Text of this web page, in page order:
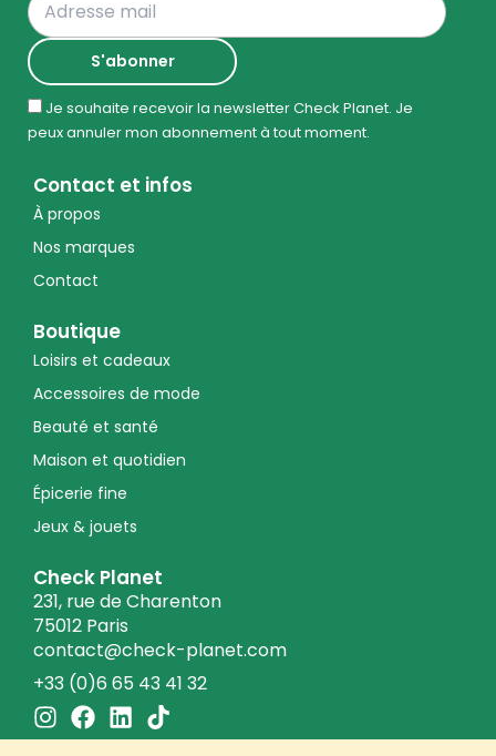
Check Planet
231, rue de Charenton
75012 Paris
contact@check-planet.com
+33 (0)6 65 43 41 32
I
n
F
a
L
i
T
i
Boutique
Loisirs et cadeaux
Accessoires de mode
Beauté et santé
Maison et quotidien
Épicerie fine
Jeux & jouets
Contact et infos
À propos
Nos marques
Contact
Je souhaite recevoir la newsletter Check Planet. Je
peux annuler mon abonnement à tout moment.